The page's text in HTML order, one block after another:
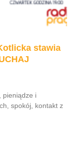
stawia
pieniądze i
spokój, kontakt z